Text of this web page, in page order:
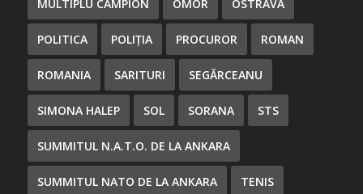
MULTIPLU CAMPION OMOR OSTRAVA
POLITICA POLIȚIA PROCUROR ROMAN
ROMANIA SARITURI SEGĂRCEANU
SIMONA HALEP SOL SORANA STS
SUMMITUL N.A.T.O. DE LA ANKARA
SUMMITUL NATO DE LA ANKARA TENIS